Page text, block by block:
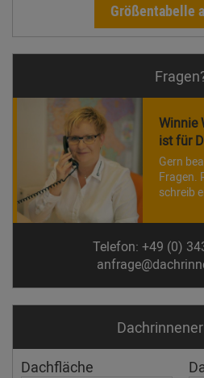
Größentabelle
Winnie
ist für
Gern
Fragen.
schreib
Telefon: +49 (0)
Dachfläche